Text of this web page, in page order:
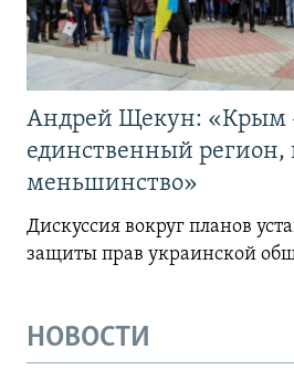
Андрей Щекун: «Крым
единственный регион,
меньшинство»
Дискуссия вокруг планов
защиты прав украинской
НОВОСТИ